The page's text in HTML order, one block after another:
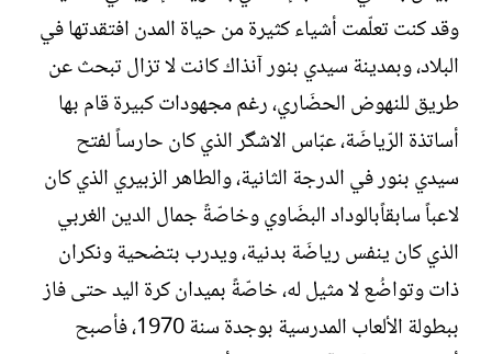
وقد كنت تعلّمت أشياء كثيرة من حياة المدن افتقدتها في
البلاد، وبمدينة سيدي بنور آنذاك كانت لا تزال تبحث عن
طريق للنهوض الحضَاري، رغم مجهودات كبيرة قام بها
أساتذة الرّياضَة، عبّاس الاشگر الذي كان حارساً لفتح
سيدي بنور في الدرجة الثانية، والطاهر الزبيري الذي كان
لاعباً سابقاًبالوداد البضَاوي وخاصّةً جمال الدين الغربي
الذي كان ينفس رياضَة بدنية، ويدرب بتضحية ونكران
ذات وتواضُع لا مثيل له، خاصّةً بميدان كرة اليد حتى فاز
ببطولة الألعاب المدرسية بوجدة سنة 1970، فأصبح